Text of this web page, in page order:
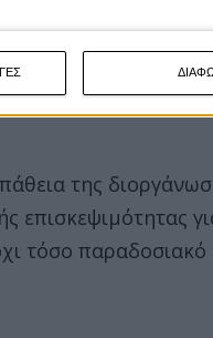
με τα
στην
τη
της
επισκεψιμότητας
τόσο παραδοσιακό